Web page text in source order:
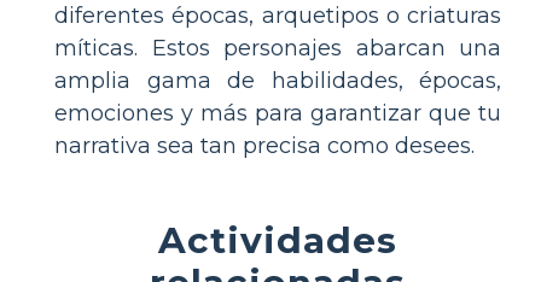
diferentes épocas, arquetipos o criaturas
míticas. Estos personajes abarcan una
amplia gama de habilidades, épocas,
emociones y más para garantizar que tu
narrativa sea tan precisa como desees.
Actividades